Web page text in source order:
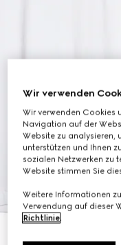
Wir verwenden
Wir verwenden Cookies
Navigation auf der
Website zu analysieren,
unterstützen und Ihnen
sozialen Netzwerken zu
Website stimmen Sie
Weitere Informationen
Verwendung auf dieser
Richtlinie.